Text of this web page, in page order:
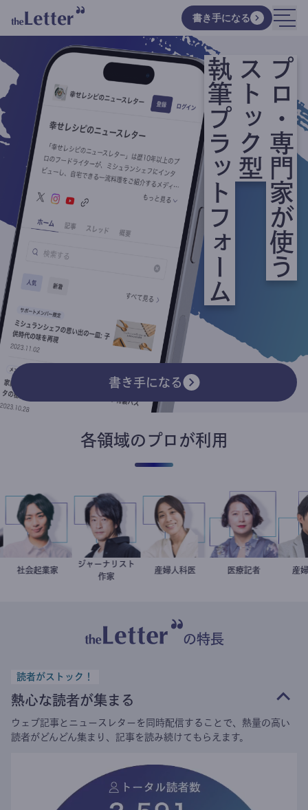
書き手になる
プロ・専門家が使う
ストック型
執筆プラットフォーム
書き手になる
各領域のプロが利用
駒崎弘樹
社会起業家 鈴木エイト
ジャーナリスト
作家
稲葉可奈子
産婦人科医 岩永直子
医療記者
の特長
読者がストック！
熱心な読者が集まる
ウェブ記事とニュースレターを同時配信することで、熱量の高い
読者がどんどん集まり、記事を読み続けてもらえます。